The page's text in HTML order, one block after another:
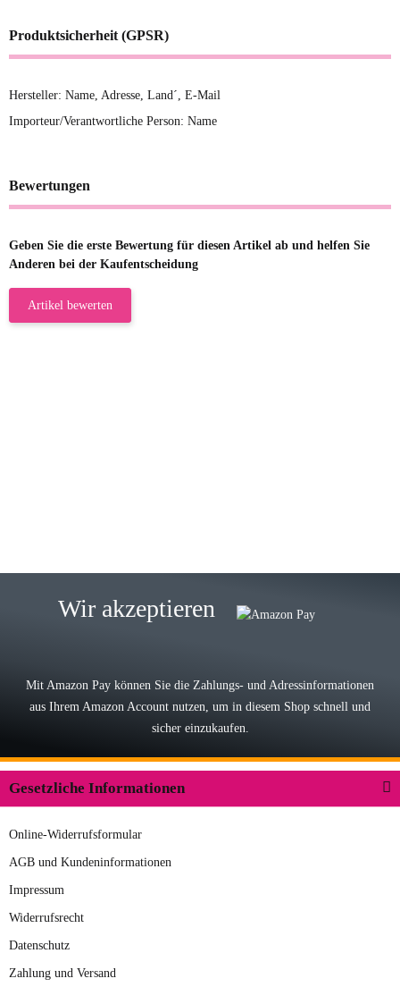
Produktsicherheit (GPSR)
Hersteller: Name, Adresse, Land´, E-Mail
Importeur/Verantwortliche Person: Name
Bewertungen
Geben Sie die erste Bewertung für diesen Artikel ab und helfen Sie
Anderen bei der Kaufentscheidung
Artikel bewerten
Lieferung, man kann bedenkenlos
Der Koffer macht einen sehr soliden
Wir akzeptieren
Mit Amazon Pay können Sie die Zahlungs- und Adressinformationen
aus Ihrem Amazon Account nutzen, um in diesem Shop schnell und
sicher einzukaufen.
Gesetzliche Informationen
Online-Widerrufsformular
AGB und Kundeninformationen
Impressum
Widerrufsrecht
Datenschutz
Zahlung und Versand